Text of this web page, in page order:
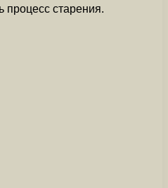
процесс старения.